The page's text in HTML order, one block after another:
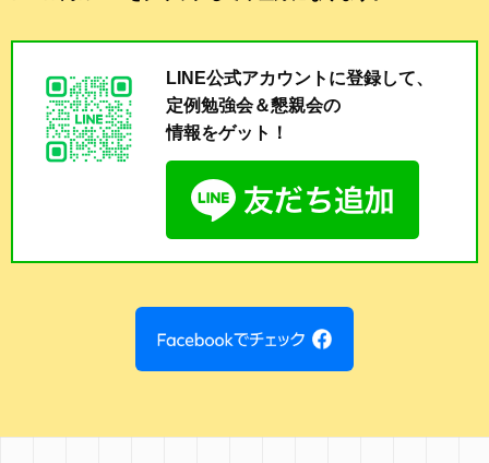
LINE公式アカウントに登録して、
定例勉強会＆懇親会の
情報をゲット！